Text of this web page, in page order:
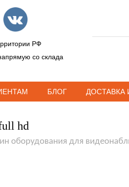
РФ
со склада
БЛОГ ДОСТАВКА
hd
оборудования для